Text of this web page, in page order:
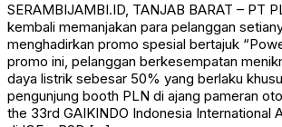
SERAMBIJAMBI.ID, TANJAB BARAT – PT
kembali memanjakan para pelanggan
menghadirkan promo spesial bertajuk
promo ini, pelanggan berkesempatan
daya listrik sebesar 50% yang berlaku
pengunjung booth PLN di ajang pameran
the 33rd GAIKINDO Indonesia International